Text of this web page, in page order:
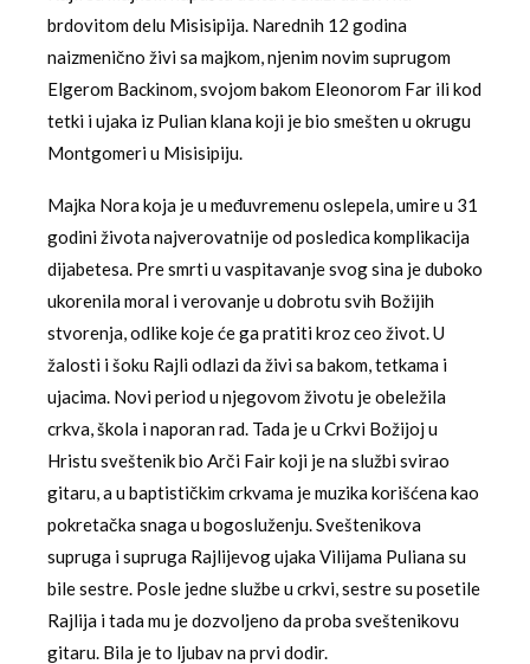
brdovitom delu Misisipija. Narednih 12 godina
naizmenično živi sa majkom, njenim novim suprugom
Elgerom Backinom, svojom bakom Eleonorom Far ili kod
tetki i ujaka iz Pulian klana koji je bio smešten u okrugu
Montgomeri u Misisipiju.
Majka Nora koja je u međuvremenu oslepela, umire u 31
godini života najverovatnije od posledica komplikacija
dijabetesa. Pre smrti u vaspitavanje svog sina je duboko
ukorenila moral i verovanje u dobrotu svih Božijih
stvorenja, odlike koje će ga pratiti kroz ceo život. U
žalosti i šoku Rajli odlazi da živi sa bakom, tetkama i
ujacima. Novi period u njegovom životu je obeležila
crkva, škola i naporan rad. Tada je u Crkvi Božijoj u
Hristu sveštenik bio Arči Fair koji je na službi svirao
gitaru, a u baptističkim crkvama je muzika korišćena kao
pokretačka snaga u bogosluženju. Sveštenikova
supruga i supruga Rajlijevog ujaka Vilijama Puliana su
bile sestre. Posle jedne službe u crkvi, sestre su posetile
Rajlija i tada mu je dozvoljeno da proba sveštenikovu
gitaru. Bila je to ljubav na prvi dodir.